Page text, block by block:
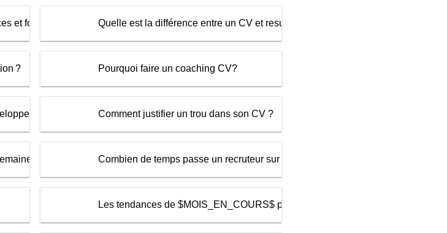
et font-ils gagner du temps ?Quelle est la différence entre un CV et resume ?
? Pourquoi faire un coaching CV?
? Comment justifier un trou dans son CV ?
pour trouver un emploi?Combien de temps passe un recruteur sur un CV?
Les tendances de $MOIS_EN_COURS$ pour rédiger un bon CV